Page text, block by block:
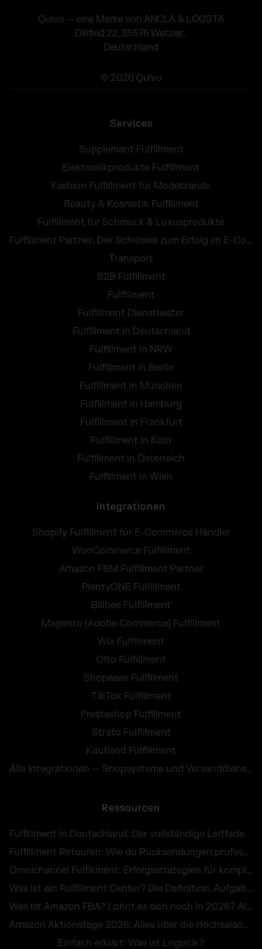
Quivo — eine Marke von ANCLA & LOGSTA
Dillfeld 22, 35576 Wetzlar,
Deutschland
© 2026 Quivo
Services
Supplement Fulfillment
Elektronikprodukte Fulfillment
Fashion Fulfillment für Modebrands
Beauty & Kosmetik Fulfillment
Fulfillment für Schmuck & Luxusprodukte
Fulfillment Partner: Der Schlüssel zum Erfolg im E-Commerce
Transport
B2B Fulfillment
Fulfillment
Fulfillment Dienstleister
Fulfillment in Deutschland
Fulfillment in NRW
Fulfillment in Berlin
Fulfillment in München
Fulfillment in Hamburg
Fulfillment in Frankfurt
Fulfillment in Köln
Fulfillment in Österreich
Fulfillment in Wien
Integrationen
Shopify Fulfillment für E-Commerce Händler
WooCommerce Fulfillment
Amazon FBM Fulfillment Partner
PlentyONE Fulfillment
Billbee Fulfillment
Magento (Adobe Commerce) Fulfillment
Wix Fulfillment
Otto Fulfillment
Shopware Fulfillment
TikTok Fulfillment
Prestashop Fulfillment
Strato Fulfillment
Kaufland Fulfillment
Alle Integrationen — Shopsysteme und Versanddienste
Ressourcen
Fulfillment in Deutschland: Der vollständige Leitfaden für E-Commerce Händler
Fulfillment Retouren: Wie du Rücksendungen professionell abwickelst und als Chance nutzt
Omnichannel Fulfillment: Erfolgsstrategien für komplexe Unternehmenslogistik
Was ist ein Fulfillment Center? Die Definition, Aufgaben und Kosten im großen Überblick
Was ist Amazon FBA? Lohnt es sich noch in 2026? Alle Infos zu Kosten, Vorteilen & Alternativen
Amazon Aktionstage 2026: Alles über die Hochsaison im Online-Handel
Einfach erklärt: Was ist Logistik?